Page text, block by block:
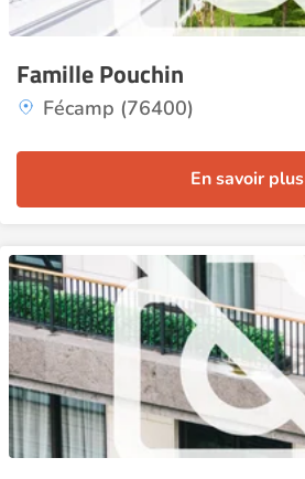
Famille Pouchin
Fécamp (76400)
En savoir plus